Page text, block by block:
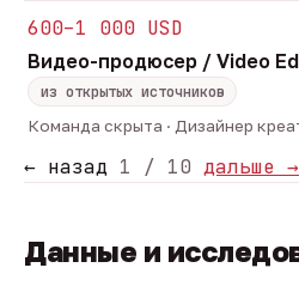
600–1 000 USD
Видео-продюсер / Video
из открытых источников
Команда скрыта · Дизайнер
← назад 1 / 10 дальше →
Данные и